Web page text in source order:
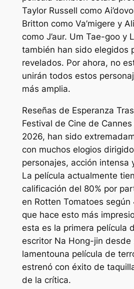
Taylor Russell como
Britton como Va’migere y
como J’aur. Um Tae-goo y
también han sido elegidos
revelados. Por ahora, no
unirán todos estos
más amplia.
Reseñas de Esperanza
Festival de Cine de
2026, han sido
con muchos elogios
personajes, acción intensa
La película actualmente
calificación del 80% por
en Rotten Tomatoes
que hace esto más
esta es la primera película
escritor Na Hong-jin desde
lamentouna película de
estrenó con éxito de
de la crítica.